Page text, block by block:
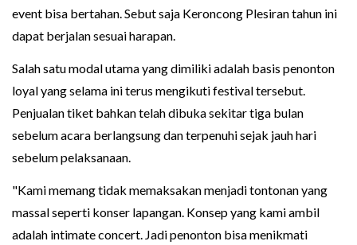
event bisa bertahan. Sebut saja Keroncong Plesiran tahun ini
dapat berjalan sesuai harapan.
Salah satu modal utama yang dimiliki adalah basis penonton
loyal yang selama ini terus mengikuti festival tersebut.
Penjualan tiket bahkan telah dibuka sekitar tiga bulan
sebelum acara berlangsung dan terpenuhi sejak jauh hari
sebelum pelaksanaan.
"Kami memang tidak memaksakan menjadi tontonan yang
massal seperti konser lapangan. Konsep yang kami ambil
adalah intimate concert. Jadi penonton bisa menikmati